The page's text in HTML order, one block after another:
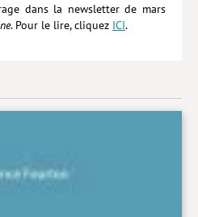
dans la newsletter de mars
. Pour le lire, cliquez ICI.